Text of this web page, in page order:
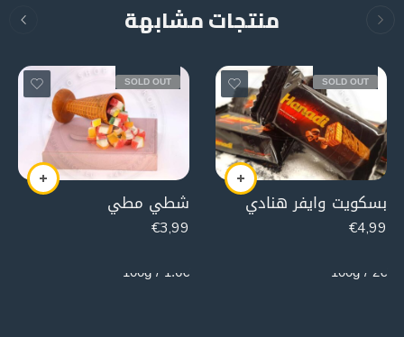
منتجات مشابهة
SOLD OUT
بسكويت وايفر هنادي
€4,99
2€ / 100g
SOLD OUT
شطي مطي
€3,99
1.6€ / 100g